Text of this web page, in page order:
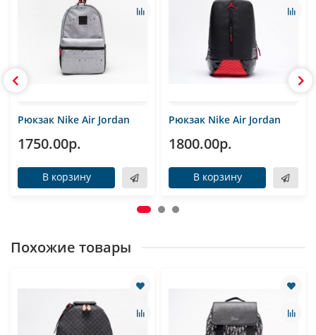
Рюкзак Nike Air Jordan
1750.00р.
В корзину
Рюкзак Nike Air Jordan
1800.00р.
В корзину
Похожие товары